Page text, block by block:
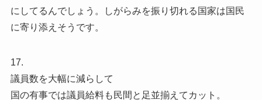
にしてるんでしょう。しがらみを振り切れる国家は国民
に寄り添えそうです。
17.
議員数を大幅に減らして
国の有事では議員給料も民間と足並揃えてカット。